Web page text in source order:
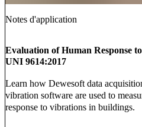
Notes d'application
Evaluation of Human Response
UNI 9614:2017
Learn how Dewesoft data
vibration software are used to
response to vibrations in buildings.